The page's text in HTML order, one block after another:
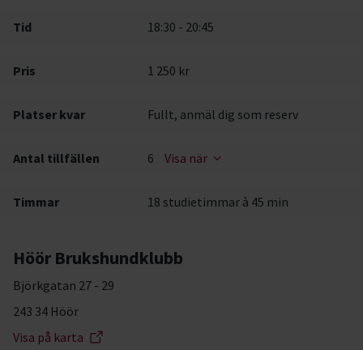
Tid 18:30 - 20:45
Pris 1 250 kr
Platser kvar Fullt, anmäl dig som reserv
Antal tillfällen 6 Visa när
Timmar 18 studietimmar à 45 min
Höör Brukshundklubb
Björkgatan 27 - 29
243 34 Höör
Visa på karta